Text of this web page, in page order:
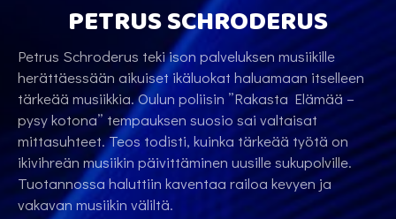
PETRUS SCHRODERUS
Petrus Schroderus teki ison palveluksen musiikille
herättäessään aikuiset ikäluokat haluamaan itselleen
tärkeää musiikkia. Oulun poliisin ”Rakasta Elämää –
pysy kotona” tempauksen suosio sai valtaisat
mittasuhteet. Teos todisti, kuinka tärkeää työtä on
ikivihreän musiikin päivittäminen uusille sukupolville.
Tuotannossa haluttiin kaventaa railoa kevyen ja
vakavan musiikin väliltä.